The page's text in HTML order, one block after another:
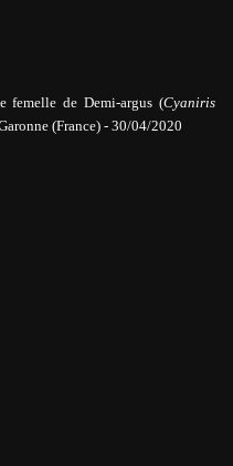
femelle de Demi-argus (Cyaniris
(France) - 30/04/2020